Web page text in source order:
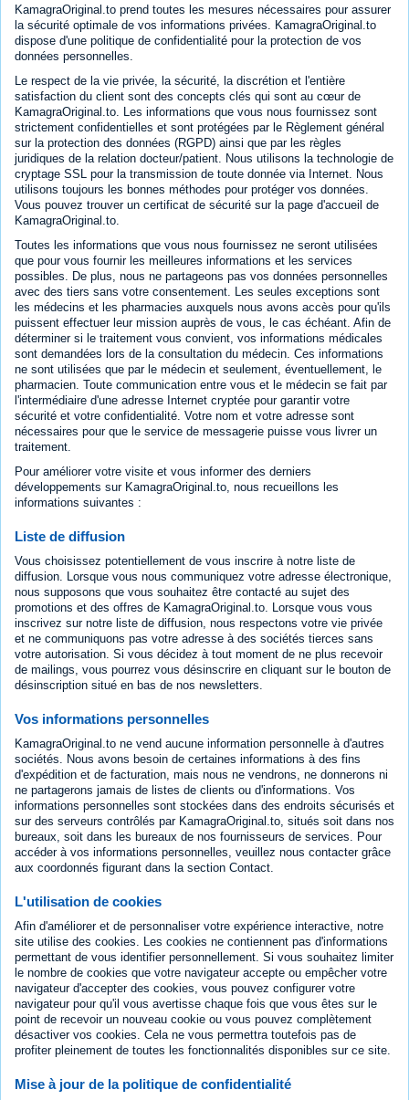
KamagraOriginal.to prend toutes les mesures nécessaires pour assurer
la sécurité optimale de vos informations privées. KamagraOriginal.to
dispose d'une politique de confidentialité pour la protection de vos
données personnelles.
Le respect de la vie privée, la sécurité, la discrétion et l'entière
satisfaction du client sont des concepts clés qui sont au cœur de
KamagraOriginal.to. Les informations que vous nous fournissez sont
strictement confidentielles et sont protégées par le Règlement général
sur la protection des données (RGPD) ainsi que par les règles
juridiques de la relation docteur/patient. Nous utilisons la technologie de
cryptage SSL pour la transmission de toute donnée via Internet. Nous
utilisons toujours les bonnes méthodes pour protéger vos données.
Vous pouvez trouver un certificat de sécurité sur la page d'accueil de
KamagraOriginal.to.
Toutes les informations que vous nous fournissez ne seront utilisées
que pour vous fournir les meilleures informations et les services
possibles. De plus, nous ne partageons pas vos données personnelles
avec des tiers sans votre consentement. Les seules exceptions sont
les médecins et les pharmacies auxquels nous avons accès pour qu'ils
puissent effectuer leur mission auprès de vous, le cas échéant. Afin de
déterminer si le traitement vous convient, vos informations médicales
sont demandées lors de la consultation du médecin. Ces informations
ne sont utilisées que par le médecin et seulement, éventuellement, le
pharmacien. Toute communication entre vous et le médecin se fait par
l'intermédiaire d'une adresse Internet cryptée pour garantir votre
sécurité et votre confidentialité. Votre nom et votre adresse sont
nécessaires pour que le service de messagerie puisse vous livrer un
traitement.
Pour améliorer votre visite et vous informer des derniers
développements sur KamagraOriginal.to, nous recueillons les
informations suivantes :
Liste de diffusion
Vous choisissez potentiellement de vous inscrire à notre liste de
diffusion. Lorsque vous nous communiquez votre adresse électronique,
nous supposons que vous souhaitez être contacté au sujet des
promotions et des offres de KamagraOriginal.to. Lorsque vous vous
inscrivez sur notre liste de diffusion, nous respectons votre vie privée
et ne communiquons pas votre adresse à des sociétés tierces sans
votre autorisation. Si vous décidez à tout moment de ne plus recevoir
de mailings, vous pourrez vous désinscrire en cliquant sur le bouton de
désinscription situé en bas de nos newsletters.
Vos informations personnelles
KamagraOriginal.to ne vend aucune information personnelle à d'autres
sociétés. Nous avons besoin de certaines informations à des fins
d'expédition et de facturation, mais nous ne vendrons, ne donnerons ni
ne partagerons jamais de listes de clients ou d'informations. Vos
informations personnelles sont stockées dans des endroits sécurisés et
sur des serveurs contrôlés par KamagraOriginal.to, situés soit dans nos
bureaux, soit dans les bureaux de nos fournisseurs de services. Pour
accéder à vos informations personnelles, veuillez nous contacter grâce
aux coordonnés figurant dans la section Contact.
L'utilisation de cookies
Afin d'améliorer et de personnaliser votre expérience interactive, notre
site utilise des cookies. Les cookies ne contiennent pas d'informations
permettant de vous identifier personnellement. Si vous souhaitez limiter
le nombre de cookies que votre navigateur accepte ou empêcher votre
navigateur d'accepter des cookies, vous pouvez configurer votre
navigateur pour qu'il vous avertisse chaque fois que vous êtes sur le
point de recevoir un nouveau cookie ou vous pouvez complètement
désactiver vos cookies. Cela ne vous permettra toutefois pas de
profiter pleinement de toutes les fonctionnalités disponibles sur ce site.
Mise à jour de la politique de confidentialité